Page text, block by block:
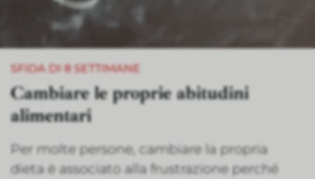
SFIDA DI 8 SETTIMANE
Cambiare le proprie abitudini
alimentari
Per molte persone, cambiare la propria
dieta è associato alla frustrazione perché